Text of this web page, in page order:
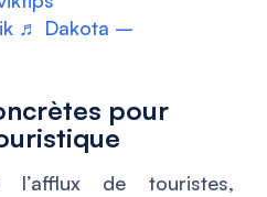
♬ Dakota –
pour
de touristes,